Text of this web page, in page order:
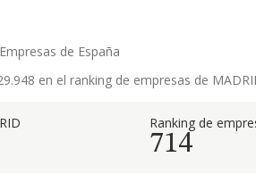
de España
en el ranking de empresas de
Ranking de
714